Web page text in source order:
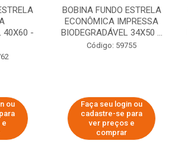
40X60 -
ou
e
BOBINA FUNDO ESTRELA
ECONÔMICA IMPRESSA
BIODEGRADÁVEL 34X50 ...
Código: 59755
Faça seu login ou
cadastre-se para
ver preços e
comprar